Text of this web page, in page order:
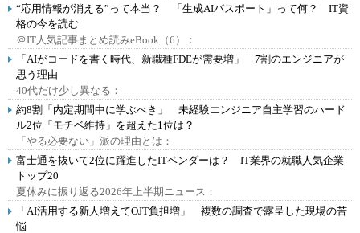
“応用情報が消える”って本当？ 「生成AIパスポート」って何？ IT資
格の今を読む
＠IT人気記事まとめ読みeBook（6）：
「AIがコードを書く時代、新職種FDEが需要増」 7割のエンジニアが
思う理由
40代だけ少し異なる：
約8割「内定期間中に学ぶべき」 未経験エンジニア自主学習のハード
ル2位「モチベ維持」を超えた1位は？
「やる必要ない」派の理由とは：
富士通を抜いて2位に躍進したITベンダーは？ IT業界の就職人気企業
トップ20
夏休みに振り返る2026年上半期ニュース：
「AI活用する新人増えてOJT負担増」 複数の調査で露呈した現場の苦
悩